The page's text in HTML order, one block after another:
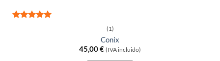
(1)
Conix
45,00€ (IVA incluido)